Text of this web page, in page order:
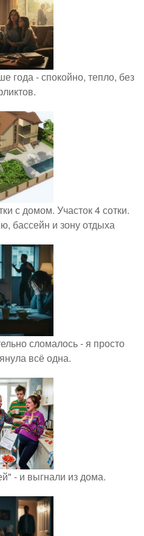
года - спокойно, тепло, без
с домом. Участок 4 сотки.
бассейн и зону отдыха
сломалось - я просто
всё одна.
- и выгнали из дома.